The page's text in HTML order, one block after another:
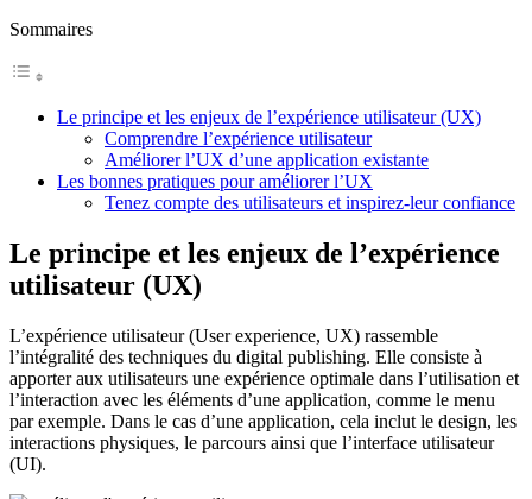
Sommaires
Le principe et les enjeux de l’expérience utilisateur (UX)
Comprendre l’expérience utilisateur
Améliorer l’UX d’une application existante
Les bonnes pratiques pour améliorer l’UX
Tenez compte des utilisateurs et inspirez-leur confiance
Le principe et les enjeux de l’expérience
utilisateur (UX)
L’expérience utilisateur (User experience, UX) rassemble
l’intégralité des techniques du digital publishing. Elle consiste à
apporter aux utilisateurs une expérience optimale dans l’utilisation et
l’interaction avec les éléments d’une application, comme le menu
par exemple. Dans le cas d’une application, cela inclut le design, les
interactions physiques, le parcours ainsi que l’interface utilisateur
(UI).